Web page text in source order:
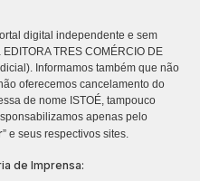
digital independente e sem
TRES COMÉRCIO DE
Informamos também que não
oferecemos cancelamento do
de nome ISTOÉ, tampouco
apenas pelo
” e seus respectivos sites.
de Imprensa: